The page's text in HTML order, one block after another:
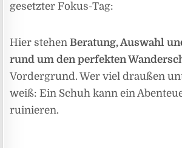
gesetzter Fokus-Tag:
Hier stehenBeratung, Auswahl
rund um den perfekten
Vordergrund. Wer viel draußen
weiß: Ein Schuh kann ein
ruinieren.